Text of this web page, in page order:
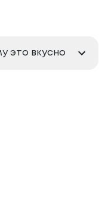
это вкусно